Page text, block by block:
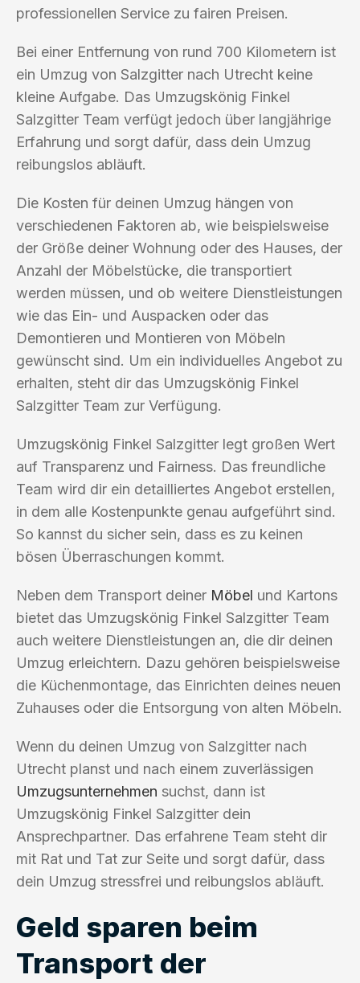
professionellen Service zu fairen Preisen.
Bei einer Entfernung von rund 700 Kilometern ist
ein Umzug von Salzgitter nach Utrecht keine
kleine Aufgabe. Das Umzugskönig Finkel
Salzgitter Team verfügt jedoch über langjährige
Erfahrung und sorgt dafür, dass dein Umzug
reibungslos abläuft.
Die Kosten für deinen Umzug hängen von
verschiedenen Faktoren ab, wie beispielsweise
der Größe deiner Wohnung oder des Hauses, der
Anzahl der Möbelstücke, die transportiert
werden müssen, und ob weitere Dienstleistungen
wie das Ein- und Auspacken oder das
Demontieren und Montieren von Möbeln
gewünscht sind. Um ein individuelles Angebot zu
erhalten, steht dir das Umzugskönig Finkel
Salzgitter Team zur Verfügung.
Umzugskönig Finkel Salzgitter legt großen Wert
auf Transparenz und Fairness. Das freundliche
Team wird dir ein detailliertes Angebot erstellen,
in dem alle Kostenpunkte genau aufgeführt sind.
So kannst du sicher sein, dass es zu keinen
bösen Überraschungen kommt.
Neben dem Transport deiner Möbel und Kartons
bietet das Umzugskönig Finkel Salzgitter Team
auch weitere Dienstleistungen an, die dir deinen
Umzug erleichtern. Dazu gehören beispielsweise
die Küchenmontage, das Einrichten deines neuen
Zuhauses oder die Entsorgung von alten Möbeln.
Wenn du deinen Umzug von Salzgitter nach
Utrecht planst und nach einem zuverlässigen
Umzugsunternehmen suchst, dann ist
Umzugskönig Finkel Salzgitter dein
Ansprechpartner. Das erfahrene Team steht dir
mit Rat und Tat zur Seite und sorgt dafür, dass
dein Umzug stressfrei und reibungslos abläuft.
Geld sparen beim
Transport der